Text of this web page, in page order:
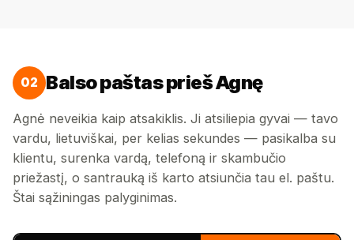
02 Balso paštas prieš Agnę
Agnė neveikia kaip atsakiklis. Ji atsiliepia gyvai — tavo
vardu, lietuviškai, per kelias sekundes — pasikalba su
klientu, surenka vardą, telefoną ir skambučio
priežastį, o santrauką iš karto atsiunčia tau el. paštu.
Štai sąžiningas palyginimas.